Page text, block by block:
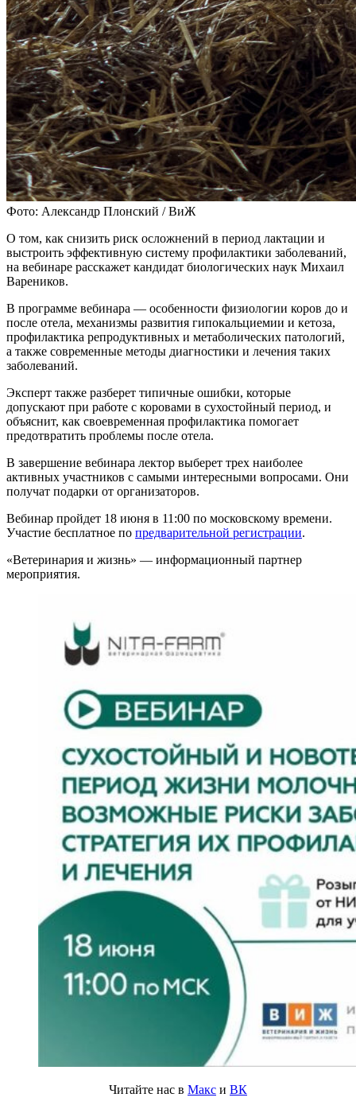
Фото: Александр Плонский / ВиЖ
О том, как снизить риск осложнений в период лактации и
выстроить эффективную систему профилактики заболеваний,
на вебинаре расскажет кандидат биологических наук Михаил
Вареников.
В программе вебинара — особенности физиологии коров до и
после отела, механизмы развития гипокальциемии и кетоза,
профилактика репродуктивных и метаболических патологий,
а также современные методы диагностики и лечения таких
заболеваний.
Эксперт также разберет типичные ошибки, которые
допускают при работе с коровами в сухостойный период, и
объяснит, как своевременная профилактика помогает
предотвратить проблемы после отела.
В завершение вебинара лектор выберет трех наиболее
активных участников с самыми интересными вопросами. Они
получат подарки от организаторов.
Вебинар пройдет 18 июня в 11:00 по московскому времени.
Участие бесплатное по предварительной регистрации.
«Ветеринария и жизнь» — информационный партнер
мероприятия.
Читайте нас в Макс и ВК